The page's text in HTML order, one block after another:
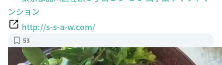
http://s-s-a-w.com/
53